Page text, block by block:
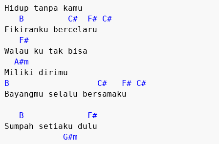
Hidup tanpa kamu
B
C# F# C#
Fikiranku bercelaru
F#
Walau ku tak bisa
A#m
B
C# F# C#
Bayangmu selalu bersamaku
B
F#
Sumpah setiaku dulu
G#m